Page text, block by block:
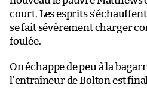
court. Les esprits
se fait sévèrement charger
foulée.
On échappe de peu à la
l’entraîneur de Bolton est